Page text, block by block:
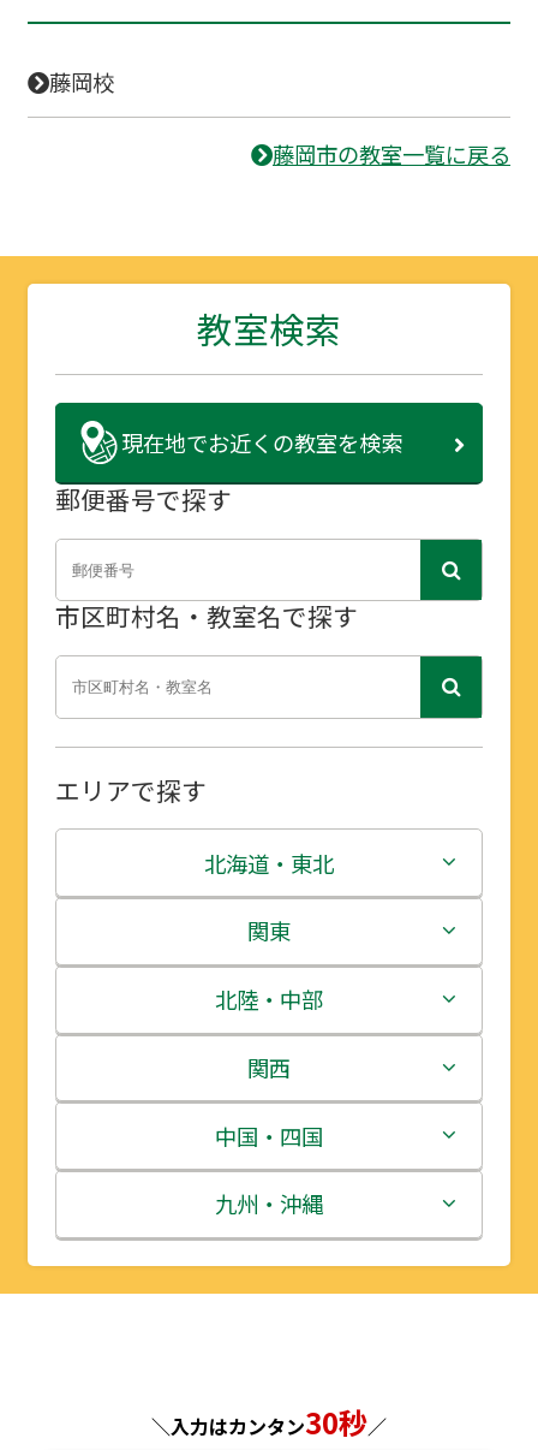
藤岡校
藤岡市の教室一覧に戻る
教室検索
現在地でお近くの教室を検索
郵便番号で探す
市区町村名・教室名で探す
エリアで探す
北海道・東北
北海道
青森県
岩手県
宮城県
秋田県
山形県
関東
茨城県
栃木県
群馬県
埼玉県
千葉県
北陸・中部
新潟県
富山県
石川県
福井県
関西
三重県
滋賀県
京都府
中国・四国
鳥取県
島根県
九州・沖縄
福岡県
＼入力はカンタン30秒／